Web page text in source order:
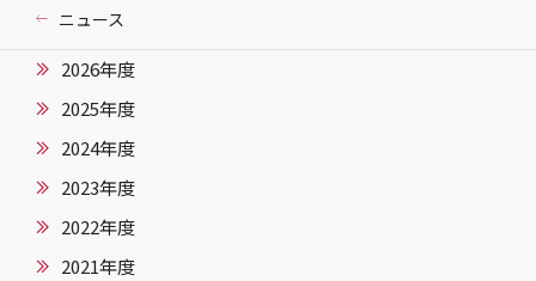
ニュース
2026年度
2025年度
2024年度
2023年度
2022年度
2021年度